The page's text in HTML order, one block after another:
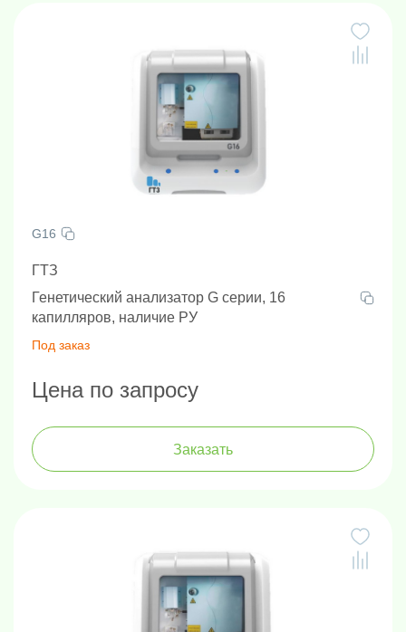
G16
ГТЗ
Генетический анализатор G серии, 16
капилляров, наличие РУ
Под заказ
Цена по запросу
Заказать